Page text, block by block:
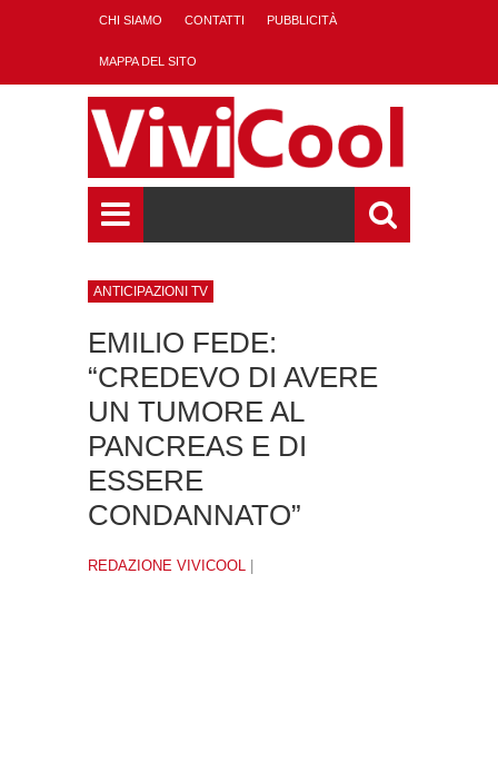
CHI SIAMO CONTATTI PUBBLICITÀ
MAPPA DEL SITO
ANTICIPAZIONI TV
EMILIO FEDE:
“CREDEVO DI AVERE
UN TUMORE AL
PANCREAS E DI
ESSERE
CONDANNATO”
REDAZIONE VIVICOOL